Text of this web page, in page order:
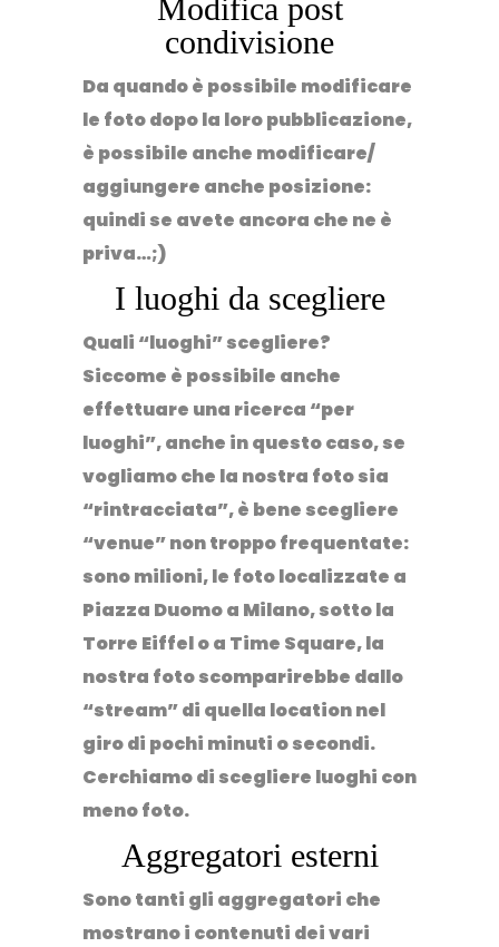
Modifica post
condivisione
Da quando è possibile modificare
le foto dopo la loro pubblicazione,
è possibile anche modificare/
aggiungere anche posizione:
quindi se avete ancora che ne è
priva…;)
I luoghi da scegliere
Quali “luoghi” scegliere?
Siccome è possibile anche
effettuare una ricerca “per
luoghi”, anche in questo caso, se
vogliamo che la nostra foto sia
“rintracciata”, è bene scegliere
“venue” non troppo frequentate:
sono milioni, le foto localizzate a
Piazza Duomo a Milano, sotto la
Torre Eiffel o a Time Square, la
nostra foto scomparirebbe dallo
“stream” di quella location nel
giro di pochi minuti o secondi.
Cerchiamo di scegliere luoghi con
meno foto.
Aggregatori esterni
Sono tanti gli aggregatori che
mostrano i contenuti dei vari